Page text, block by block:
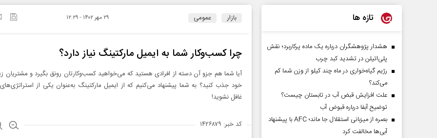
بازار عمومی ۲۹ مهر ۱۴۰۲ - ۱۲:۲۹
چرا کسب‌وکار شما به ایمیل مارکتینگ نیاز دارد؟
آیا شما هم جزو آن دسته از افرادی هستید که می‌خواهید کسب‌وکارتان رونق بگیرد و مشتریان
خود جذب کنید؟ به شما پیشنهاد می‌کنیم که از ایمیل مارکتینگ به‌عنوان یکی از استراتژی‌های
غافل نشوید!
کد خبر: ۱۴۲۶۸۷۹
تازه ها
هشدار پژوهشگران درباره یک ماده پرکاربرد؛ نقش
پلی‌اتیلن در تشدید کبد چرب
رژیم گیاه‌خواری در ماه چند کیلو از وزن شما کم
می‌کند؟
علت افزایش قبض آب در تابستان چیست؟
توضیح آبفا درباره قبوض آب
بصره از میزبانی استقلال جا ماند؛ AFC با پیشنهاد
آبی‌ها مخالفت کرد